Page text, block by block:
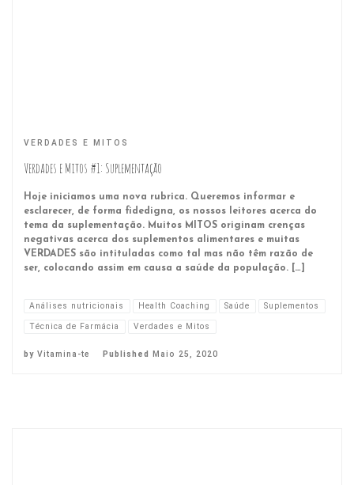
VERDADES E MITOS
Verdades e Mitos #1: Suplementação
Hoje iniciamos uma nova rubrica. Queremos informar e
esclarecer, de forma fidedigna, os nossos leitores acerca do
tema da suplementação. Muitos MITOS originam crenças
negativas acerca dos suplementos alimentares e muitas
VERDADES são intituladas como tal mas não têm razão de
ser, colocando assim em causa a saúde da população. […]
Análises nutricionais Health Coaching Saúde
Suplementos
Técnica de Farmácia
Verdades e Mitos
by Vitamina-te Published Maio 25, 2020